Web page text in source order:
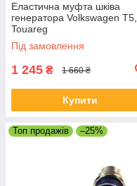
Еластична муфта шківа
генератора Volkswagen T5,
Touareg
Під замовлення
1 245 ₴ 1 660 ₴
Купити
Топ продажів –25%